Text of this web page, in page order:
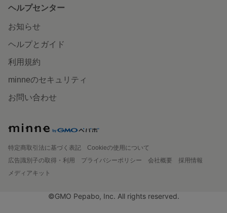
ヘルプセンター
お知らせ
ヘルプとガイド
利用規約
minneのセキュリティ
お問い合わせ
特定商取引法に基づく表記
Cookieの使用について
広告識別子の取得・利用
プライバシーポリシー 会社概要
採用情報
メディアキット
©GMO Pepabo, Inc. All rights reserved.